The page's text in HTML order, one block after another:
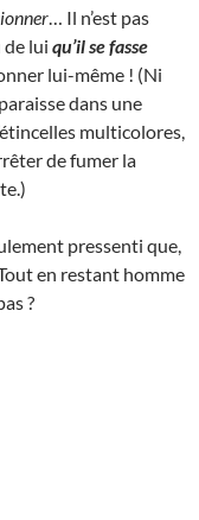
… Il n’est pas
lui qu’il se fasse
lui-même ! (Ni
dans une
multicolores,
de fumer la
pressenti que,
en restant homme
?